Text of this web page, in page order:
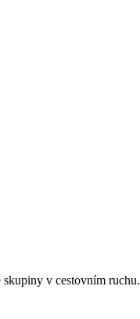
skupiny v cestovním ruchu.